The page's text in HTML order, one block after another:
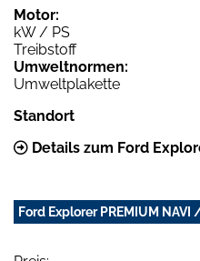
Motor:
kW / PS
Treibstoff
Umweltnormen:
Umweltplakette
Standort
Details zum Ford
Ford Explorer PREMIUM